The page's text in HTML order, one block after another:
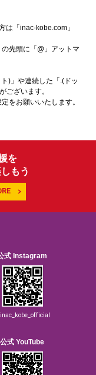
は「inac-kobe.com」
先頭に「@」アットマ
)」や連続した「.(ドッ
ございます。
をお願いいたします。
を
もう
式 Instagram
公式 YouTube